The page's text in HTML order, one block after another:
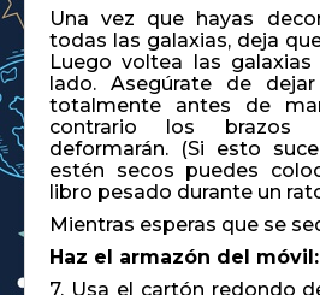
Una vez que hayas
todas las galaxias, deja
Luego voltea las
lado. Asegúrate de
totalmente antes de
contrario los brazos
deformarán. (Si esto
estén secos puedes
libro pesado durante un
Mientras esperas que se
Haz el armazón del móvil:
7. Usa el cartón redondo